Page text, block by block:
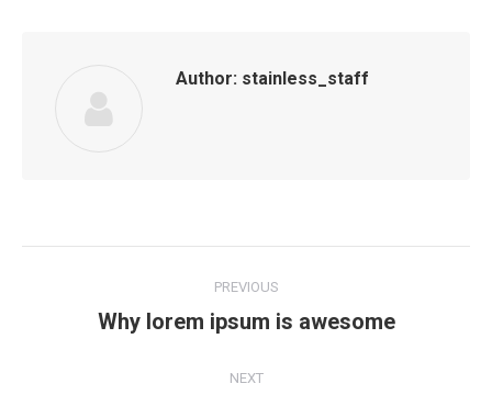
Author: stainless_staff
navigation
PREVIOUS
Previous
Why lorem ipsum is awesome
NEXT